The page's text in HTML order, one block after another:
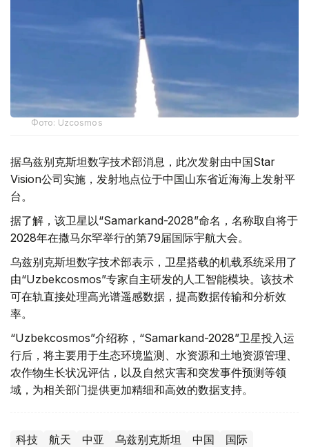
Фото: Uzcosmos
据乌兹别克斯坦数字技术部消息，此次发射由中国Star
Vision公司实施，发射地点位于中国山东省近海海上发射平
台。
据了解，该卫星以“Samarkand-2028”命名，名称取自将于
2028年在撒马尔罕举行的第79届国际宇航大会。
乌兹别克斯坦数字技术部表示，卫星搭载的机载系统采用了
由“Uzbekcosmos”专家自主研发的人工智能模块。该技术
可在轨直接处理高光谱遥感数据，提高数据传输和分析效
率。
“Uzbekcosmos”介绍称，“Samarkand-2028”卫星投入运
行后，将主要用于生态环境监测、水资源和土地资源管理、
农作物生长状况评估，以及自然灾害和突发事件预测等领
域，为相关部门提供更加精细和高效的数据支持。
科技 航天 中亚 乌兹别克斯坦 中国 国际